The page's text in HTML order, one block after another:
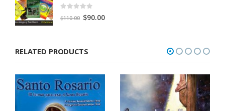
out of 5
$110.00 Original
$110.00.
$90.00Current
RELATED PRODUCTS